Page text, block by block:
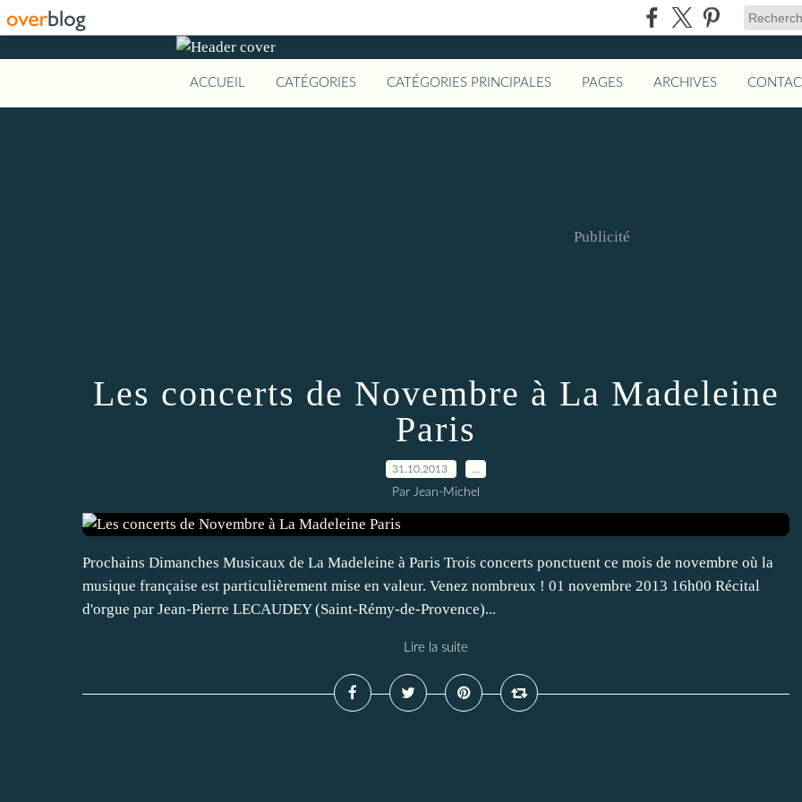
ACCUEIL CATÉGORIES CATÉGORIES PRINCIPALES PAGES ARCHIVES
Publicité
Les concerts de Novembre à La Madeleine
Paris
31.10.2013
Par Jean-Michel
Prochains Dimanches Musicaux de La Madeleine à Paris Trois concerts ponctuent ce mois de novembre où la
musique française est particulièrement mise en valeur. Venez nombreux ! 01 novembre 2013 16h00 Récital
d'orgue par Jean-Pierre LECAUDEY (Saint-Rémy-de-Provence)...
Lire la suite